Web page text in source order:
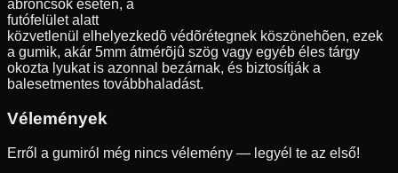
abroncsok esetén, a
futófelület alatt
közvetlenül elhelyezkedõ védõrétegnek köszönehõen, ezek
a gumik, akár 5mm átmérõjû szög vagy egyéb éles tárgy
okozta lyukat is azonnal bezárnak, és biztosítják a
balesetmentes továbbhaladást.
Vélemények
Erről a gumiról még nincs vélemény — legyél te az első!